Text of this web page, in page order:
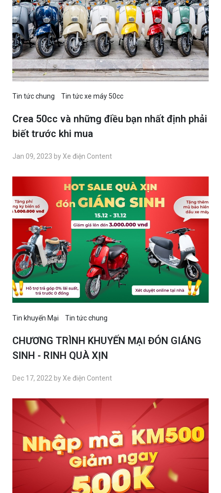
Tin tức chung Tin tức xe máy 50cc
Crea 50cc và những điều bạn nhất định phải
biết trước khi mua
Jan 09, 2023 by Xe điện Content
Tin khuyến Mại Tin tức chung
CHƯƠNG TRÌNH KHUYẾN MẠI ĐÓN GIÁNG
SINH - RINH QUÀ XỊN
Dec 17, 2022 by Xe điện Content